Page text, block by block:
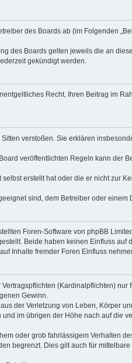
des Boards ab (im Folgenden
des Boards gelten jeweils die an
gekündigt werden.
Recht, Ihren Beitrag im
verstoßen. Sie erklären
veröffentlichten Regeln kann der
erstellt hat oder die er nicht zur
sind, dem Betreiber oder einem
Foren-Software von phpBB
Beide haben keinen Einfluss auf
Inhalte fremder Foren Einfluss
(Kardinalpflichten)
Gewinn.
der Verletzung von Leben, Körper
im übrigen der Höhe nach auf die
oder grob fahrlässigem Verhalten
begrenzt. Dies gilt auch für